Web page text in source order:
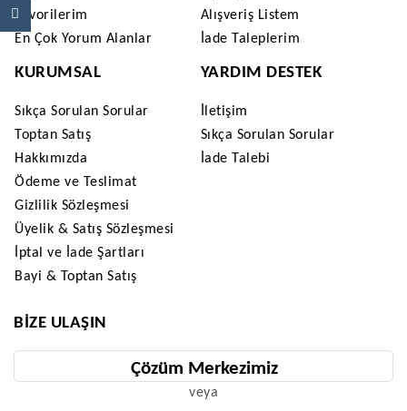
Favorilerim
En Çok Yorum Alanlar
Alışveriş Listem
İade Taleplerim
KURUMSAL
Sıkça Sorulan Sorular
Toptan Satış
Hakkımızda
Ödeme ve Teslimat
Gizlilik Sözleşmesi
Üyelik & Satış Sözleşmesi
İptal ve İade Şartları
Bayi & Toptan Satış
YARDIM DESTEK
İletişim
Sıkça Sorulan Sorular
İade Talebi
BIZE ULAŞIN
Çözüm Merkezimiz
veya